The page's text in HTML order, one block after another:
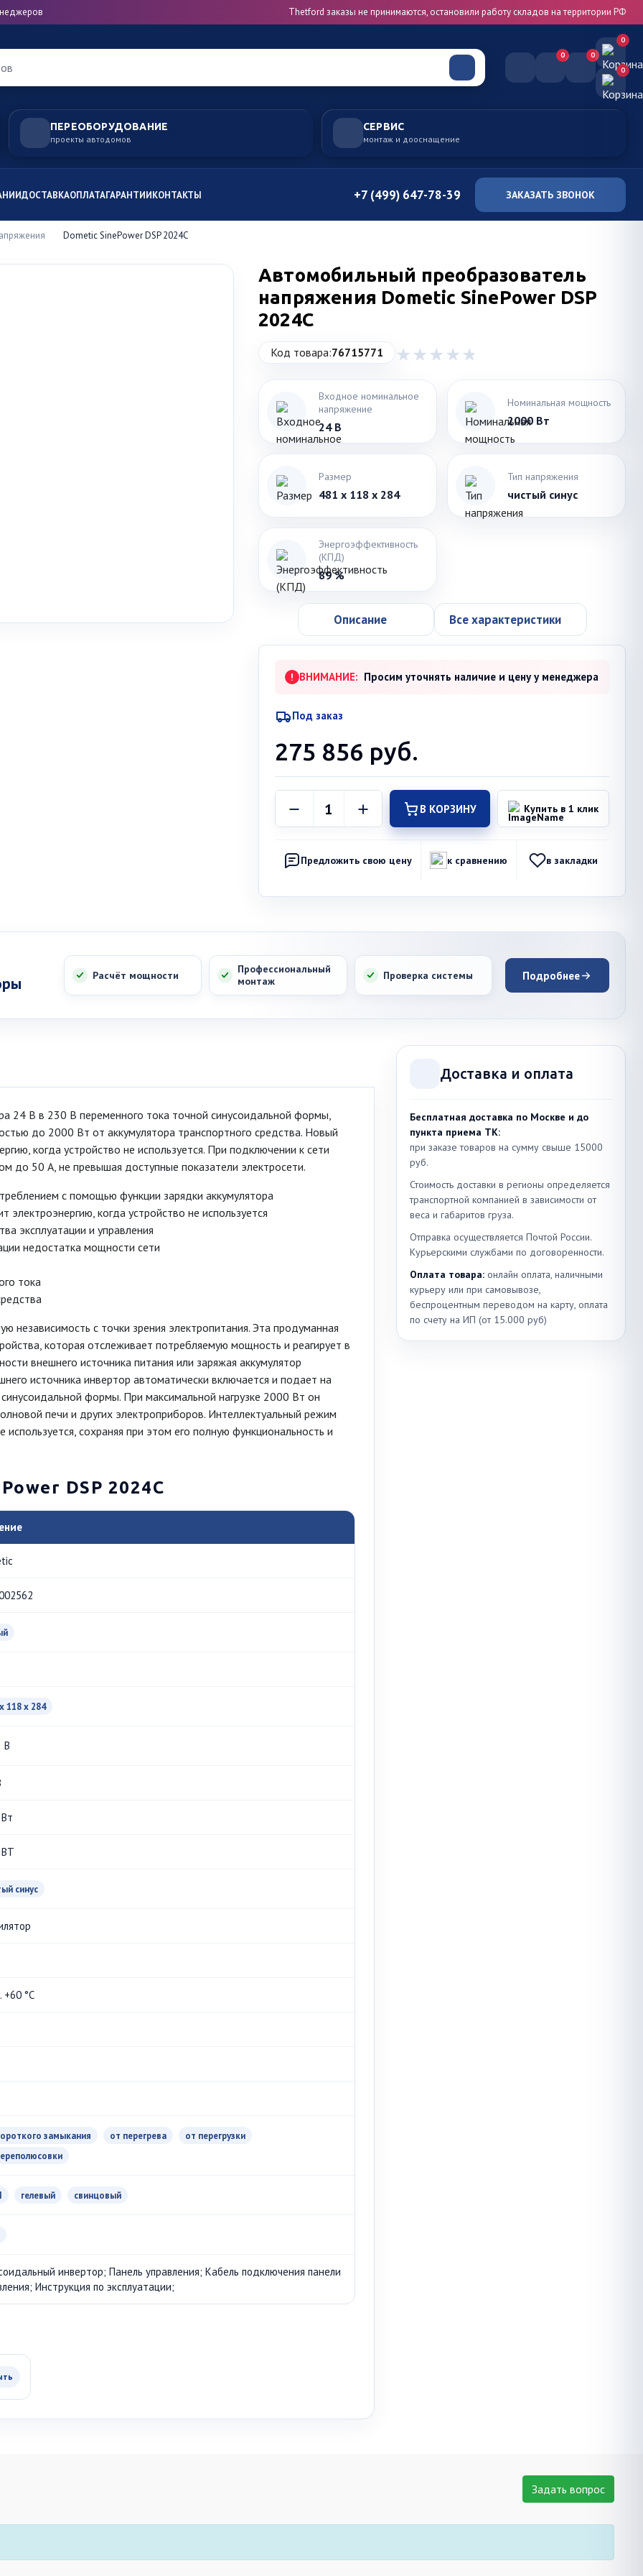
Thetford заказы не принимаются, остановили работу складов на территории РФ
0 0
0
0
ПЕРЕОБОРУДОВАНИЕ
проекты автодомов
СЕРВИС
монтаж и дооснащение
ДОСТАВКАОПЛАТАГАРАНТИИКОНТАКТЫ +7 (499) 647-78-39 ЗАКАЗАТЬ ЗВОНОК
Dometic SinePower DSP 2024C
Автомобильный преобразователь
напряжения Dometic SinePower DSP
2024C
Код товара:76715771
Входное номинальное
напряжение
24 В
Номинальная мощность
2000 Вт
Размер
481 x 118 x 284
Тип напряжения
чистый синус
Энергоэффективность
(КПД)
89 %
Описание Все характеристики
! ВНИМАНИЕ: Просим уточнять наличие и цену у менеджера
Под заказ
275 856 руб.
В КОРЗИНУ Купить в 1 клик
Предложить свою цену к сравнению в закладки
Расчёт мощности
Профессиональный
монтаж
Проверка системы Подробнее
24 В в 230 В переменного тока точной синусоидальной формы,
до 2000 Вт от аккумулятора транспортного средства. Новый
когда устройство не используется. При подключении к сети
до 50 A, не превышая доступные показатели электросети.
с помощью функции зарядки аккумулятора
когда устройство не используется
эксплуатации и управления
недостатка мощности сети
тока
независимость с точки зрения электропитания. Эта продуманная
которая отслеживает потребляемую мощность и реагирует в
внешнего источника питания или заряжая аккумулятор
источника инвертор автоматически включается и подает на
формы. При максимальной нагрузке 2000 Вт он
печи и других электроприборов. Интеллектуальный режим
сохраняя при этом его полную функциональность и
DSP 2024C
118 x 284
В
синус
+60 °С
замыкания от перегрева
от перегрузки
гелевый свинцовый
инвертор; Панель управления; Кабель подключения панели
Инструкция по эксплуатации;
Доставка и оплата
Бесплатная доставка по Москве и до
пункта приема ТК:
при заказе товаров на сумму свыше 15000
руб.
Стоимость доставки в регионы определяется
транспортной компанией в зависимости от
веса и габаритов груза.
Отправка осуществляется Почтой России.
Курьерскими службами по договоренности.
Оплата товара: онлайн оплата, наличными
курьеру или при самовывозе,
беспроцентным переводом на карту, оплата
по счету на ИП (от 15.000 руб)
Задать вопрос